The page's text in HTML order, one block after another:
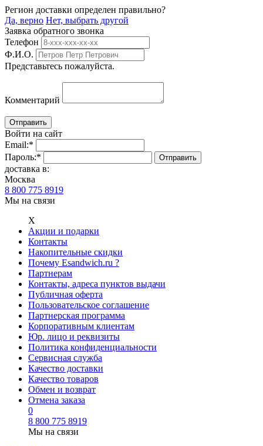
Регион доставки определен правильно?
Да, верно Нет, выбрать другой
Заявка обратного звонка
Телефон
Ф.И.О.
Представьтесь пожалуйста.
Комментарий
Войти на сайт
Email:*
Пароль:*
доставка в:
Москва
8 800 775 8919
Мы на связи
Х
Акции и подарки
Контакты
Накопительные скидки
Почему Esandwich.ru ?
Партнерам
Контакты, адреса пунктов выдачи
Публичная оферта
Пользовательское соглашение
Партнерская программа
Корпоративным клиентам
Юр. лицо и реквизиты
Политика конфиденциальности
Сервисная служба
Качество доставки
Качество товаров
Обмен и возврат
Отмена заказа
0
8 800 775 8919
Мы на связи